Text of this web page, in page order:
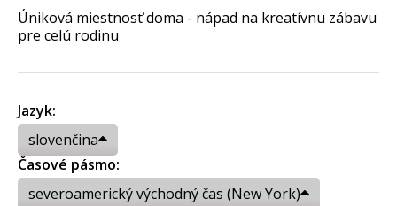
Úniková miestnosť doma - nápad na kreatívnu zábavu
pre celú rodinu
Jazyk:
slovenčina
Časové pásmo:
severoamerický východný čas (New York)